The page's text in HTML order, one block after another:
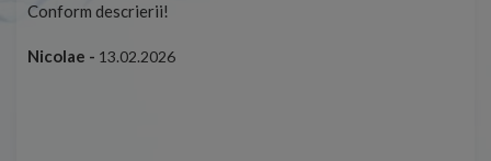
Conform descrierii!
Nicolae - 13.02.2026